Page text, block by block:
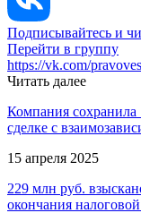
Подписывайтесь и
Перейти в группу
https://vk.com/
Читать далее
Компания
сделке с
15 апреля 2025
229 млн руб.
окончания